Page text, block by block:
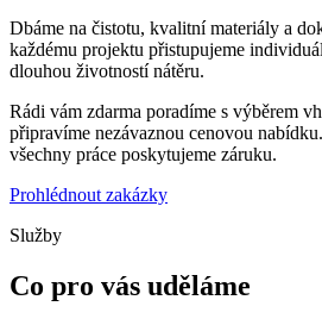
Dbáme na čistotu, kvalitní materiály a
každému projektu přistupujeme
dlouhou životností nátěru.
Rádi vám zdarma poradíme s výběrem
připravíme nezávaznou cenovou
všechny práce poskytujeme záruku.
Prohlédnout zakázky
Služby
Co pro vás uděláme